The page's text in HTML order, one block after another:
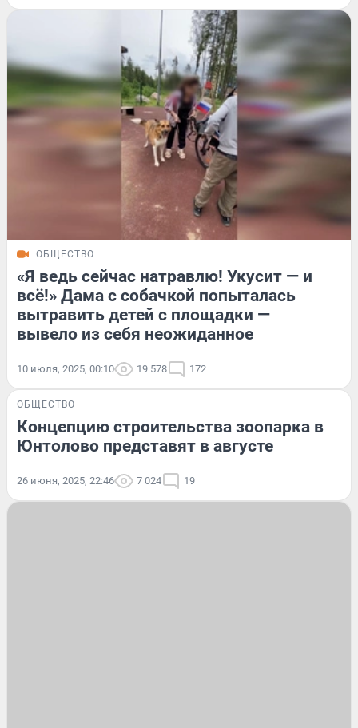
ОБЩЕСТВО
«Я ведь сейчас натравлю! Укусит — и
всё!» Дама с собачкой попыталась
вытравить детей с площадки —
вывело из себя неожиданное
10 июля, 2025, 00:10 19 578 172
ОБЩЕСТВО
Концепцию строительства зоопарка в
Юнтолово представят в августе
26 июня, 2025, 22:46 7 024 19